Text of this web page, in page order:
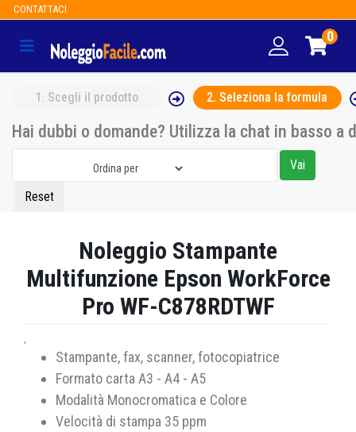
CONTATTACI
0
1. Scegli il prodotto 2. Seleziona la formula
Hai dubbi o domande? Utilizza la chat in basso a
Noleggio Stampante
Multifunzione Epson WorkForce
Pro WF-C878RDTWF
,
Stampante, fax, scanner, fotocopiatrice
Formato carta A3 - A4 - A5
Modalità Monocromatica e Colore
Velocità di stampa 35 ppm